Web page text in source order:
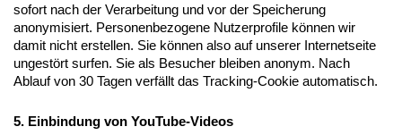
sofort nach der Verarbeitung und vor der Speicherung
anonymisiert. Personenbezogene Nutzerprofile können wir
damit nicht erstellen. Sie können also auf unserer Internetseite
ungestört surfen. Sie als Besucher bleiben anonym. Nach
Ablauf von 30 Tagen verfällt das Tracking-Cookie automatisch.
5. Einbindung von YouTube-Videos